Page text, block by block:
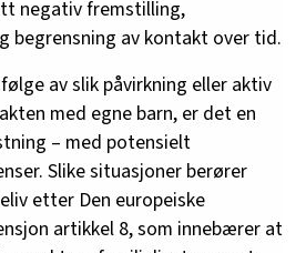
negativ fremstilling,
begrensning av kontakt over tid.
av slik påvirkning eller aktiv
med egne barn, er det en
– med potensielt
Slike situasjoner berører
etter Den europeiske
artikkel 8, som innebærer at